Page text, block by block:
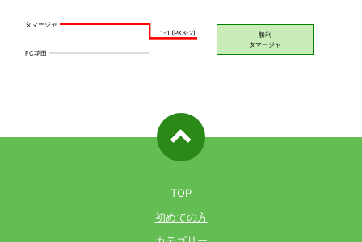
TOP
初めての方